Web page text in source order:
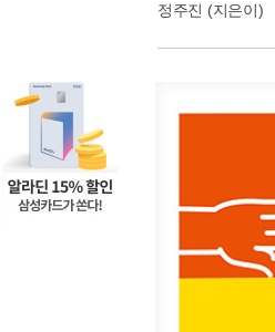
정주진 (지은이)